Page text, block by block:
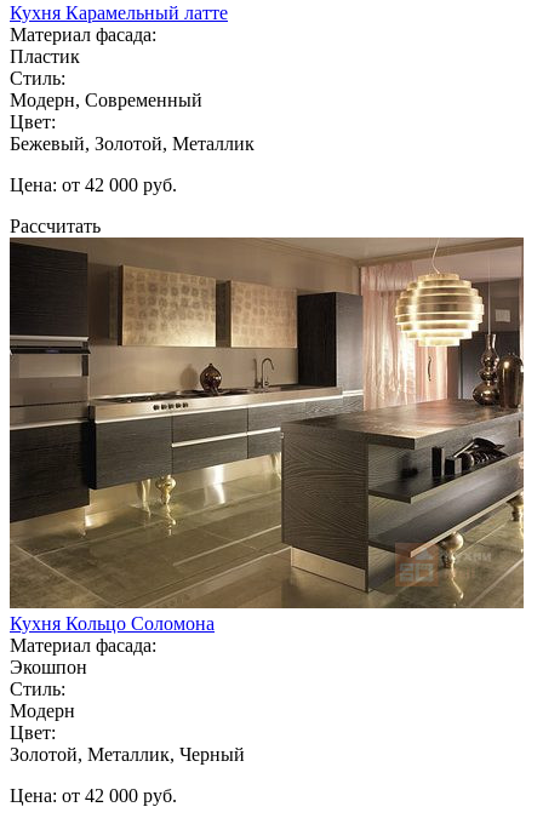
Кухня Карамельный латте
Материал фасада:
Пластик
Стиль:
Модерн, Современный
Цвет:
Бежевый, Золотой, Металлик
Цена: от 42 000 руб.
Рассчитать
Кухня Кольцо Соломона
Материал фасада:
Экошпон
Стиль:
Модерн
Цвет:
Золотой, Металлик, Черный
Цена: от 42 000 руб.